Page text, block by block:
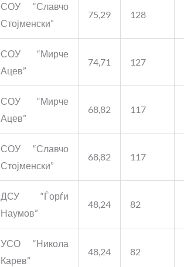
СОУ “Славчо
Стојменски”
75,29 128
СОУ “Мирче
Ацев”
74,71 127
СОУ “Мирче
Ацев”
68,82 117
СОУ “Славчо
Стојменски”
68,82 117
ДСУ “Ѓорѓи
Наумов”
48,24 82
УСО “Никола
Карев”
48,24 82